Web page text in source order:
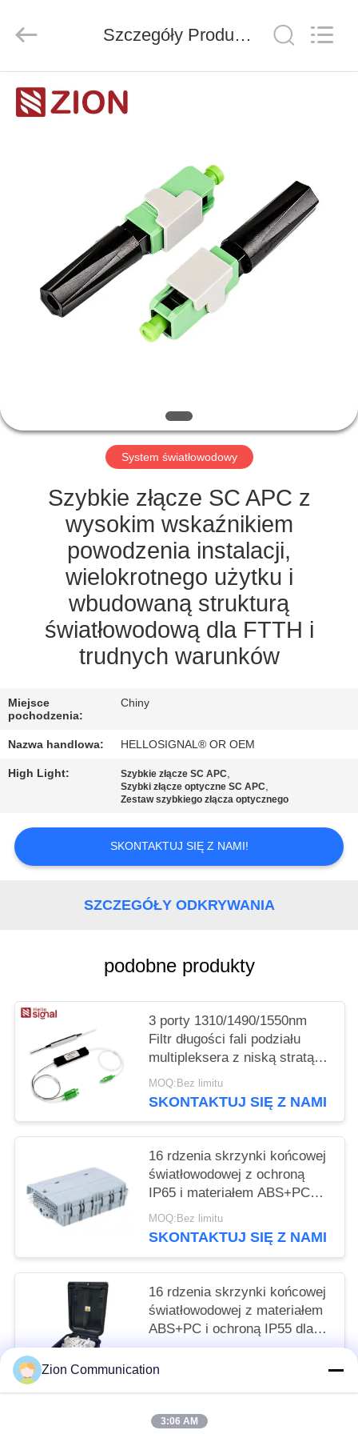
DOM
WYCIECZKA
FABRYCE
SKONTAKTUJ
POPROSIĆ
O
WYCENĘ
PRIVACY
POLICY
LTD.
Szczegóły Produktu
System światłowodowy
Szybkie złącze SC APC z
wysokim wskaźnikiem
powodzenia instalacji,
wielokrotnego użytku i
wbudowaną strukturą
światłowodową dla FTTH i
trudnych warunków
Miejsce
pochodzenia:
Chiny
Nazwa handlowa: HELLOSIGNAL® OR OEM
High Light: Szybkie złącze SC APC,
Szybki złącze optyczne SC APC,
Zestaw szybkiego złącza optycznego
SKONTAKTUJ SIĘ Z NAMI!
SZCZEGÓŁY ODKRYWANIA
podobne produkty
3 porty 1310/1490/1550nm
Filtr długości fali podziału
multipleksera z niską stratą
wstawiania wysokiej izolacji
kanału i wolnej od epoksydu
MOQ:Bez limitu
SKONTAKTUJ SIĘ Z NAMI
16 rdzenia skrzynki końcowej
światłowodowej z ochroną
IP65 i materiałem ABS+PC
dla bezpiecznego zarządzania
światłem
MOQ:Bez limitu
SKONTAKTUJ SIĘ Z NAMI
16 rdzenia skrzynki końcowej
światłowodowej z materiałem
ABS+PC i ochroną IP55 dla
sieci Fttx
SKONTAKTUJ SIĘ Z NAMI
Zion Communication
3:06 AM